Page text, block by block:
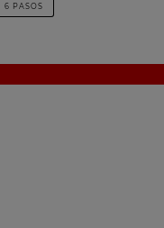
6 PASOS